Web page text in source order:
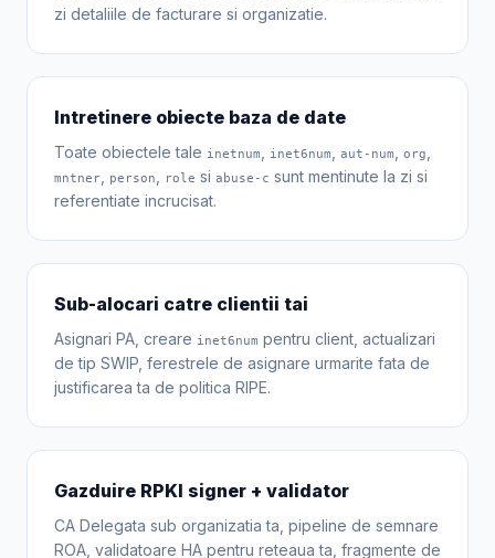
zi detaliile de facturare si organizatie.
Intretinere obiecte baza de date
Toate obiectele tale inetnum inet6num aut-num org
mntner person role si abuse-c sunt mentinute la zi si
referentiate incrucisat.
Sub-alocari catre clientii tai
Asignari PA, creare inet6num pentru client, actualizari
de tip SWIP, ferestrele de asignare urmarite fata de
justificarea ta de politica RIPE.
Gazduire RPKI signer + validator
CA Delegata sub organizatia ta, pipeline de semnare
ROA, validatoare HA pentru reteaua ta, fragmente de